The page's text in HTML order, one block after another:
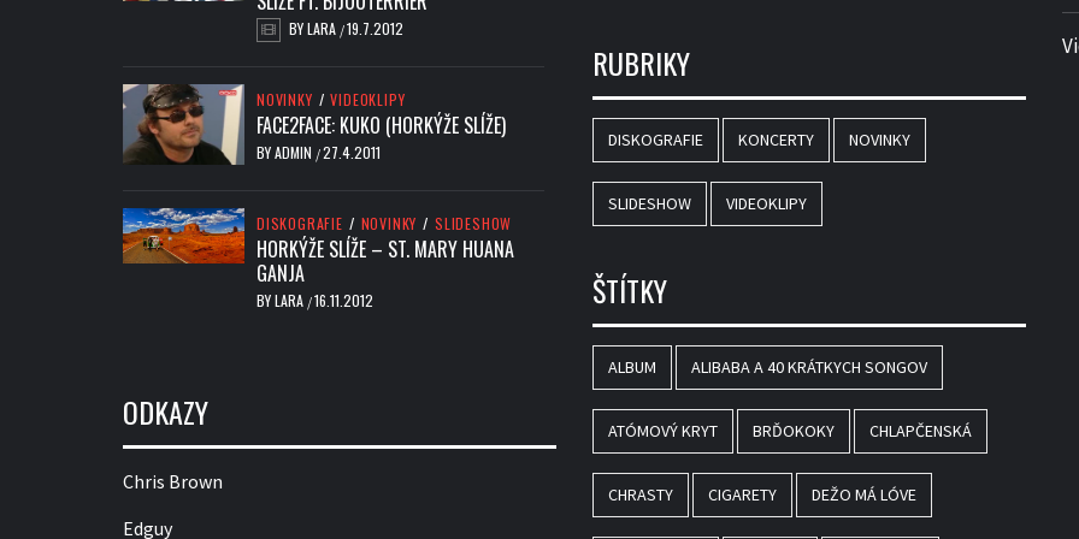
BYLARA /19.7.2012
NOVINKY / VIDEOKLIPY
FACE2FACE: KUKO (HORKÝŽE SLÍŽE)
BYADMIN /27.4.2011
DISKOGRAFIE / NOVINKY / SLIDESHOW
HORKÝŽE SLÍŽE – ST. MARY HUANA
GANJA
BYLARA /16.11.2012
ODKAZY
Chris Brown
Edguy
RUBRIKY
DISKOGRAFIE KONCERTY NOVINKY
SLIDESHOW VIDEOKLIPY
ŠTÍTKY
ALBUM ALIBABA A 40 KRÁTKYCH SONGOV
ATÓMOVÝ KRYT BRĎOKOKY CHLAPČENSKÁ
CHRASTY CIGARETY DEŽO MÁ LÓVE